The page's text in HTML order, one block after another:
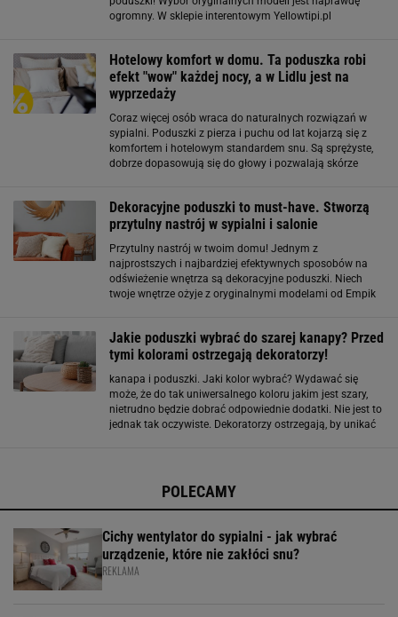
ogromny. W sklepie interentowym Yellowtipi.pl
Hotelowy komfort w domu. Ta poduszka robi
efekt "wow" każdej nocy, a w Lidlu jest na
wyprzedaży
Coraz więcej osób wraca do naturalnych rozwiązań w
sypialni. Poduszki z pierza i puchu od lat kojarzą się z
komfortem i hotelowym standardem snu. Są sprężyste,
dobrze dopasowują się do głowy i pozwalają skórze
Dekoracyjne poduszki to must-have. Stworzą
przytulny nastrój w sypialni i salonie
Przytulny nastrój w twoim domu! Jednym z
najprostszych i najbardziej efektywnych sposobów na
odświeżenie wnętrza są dekoracyjne poduszki. Niech
twoje wnętrze ożyje z oryginalnymi modelami od Empik
Jakie poduszki wybrać do szarej kanapy? Przed
tymi kolorami ostrzegają dekoratorzy!
kanapa i poduszki. Jaki kolor wybrać? Wydawać się
może, że do tak uniwersalnego koloru jakim jest szary,
nietrudno będzie dobrać odpowiednie dodatki. Nie jest to
jednak tak oczywiste. Dekoratorzy ostrzegają, by unikać
POLECAMY
Cichy wentylator do sypialni - jak wybrać
urządzenie, które nie zakłóci snu?
REKLAMA